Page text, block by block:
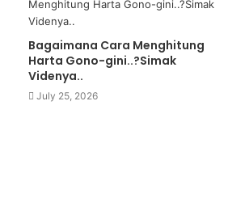
Bagaimana Cara Menghitung
Harta Gono-gini..?Simak
Videnya..
July 25, 2026